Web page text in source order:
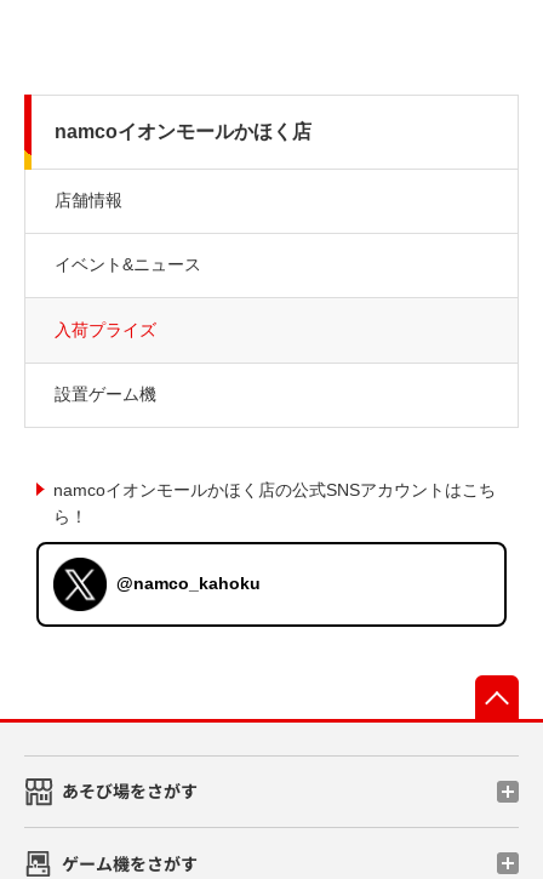
namcoイオンモールかほく店
店舗情報
イベント&ニュース
入荷プライズ
設置ゲーム機
namcoイオンモールかほく店の公式SNSアカウントはこち
ら！
@namco_kahoku
あそび場をさがす
ゲーム機をさがす